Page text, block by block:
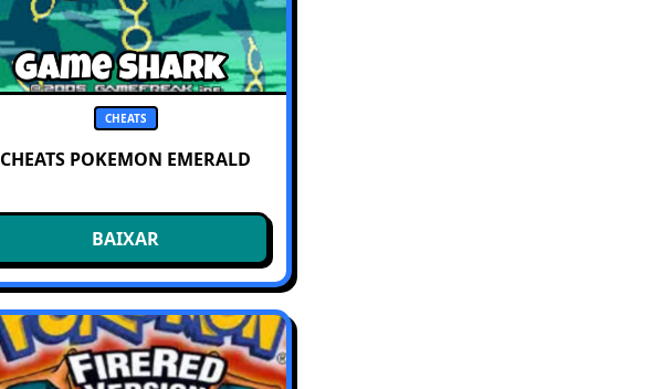
CHEATS
CHEATS POKEMON EMERALD
BAIXAR